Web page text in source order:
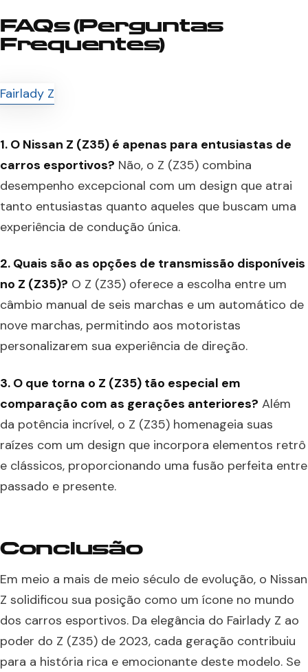
FAQs (Perguntas
Frequentes)
1. O Nissan Z (Z35) é apenas para entusiastas de
carros esportivos? Não, o Z (Z35) combina
desempenho excepcional com um design que atrai
tanto entusiastas quanto aqueles que buscam uma
experiência de condução única.
2. Quais são as opções de transmissão disponíveis
no Z (Z35)? O Z (Z35) oferece a escolha entre um
câmbio manual de seis marchas e um automático de
nove marchas, permitindo aos motoristas
personalizarem sua experiência de direção.
3. O que torna o Z (Z35) tão especial em
comparação com as gerações anteriores? Além
da potência incrível, o Z (Z35) homenageia suas
raízes com um design que incorpora elementos retrô
e clássicos, proporcionando uma fusão perfeita entre
passado e presente.
Conclusão
Em meio a mais de meio século de evolução, o Nissan
Z solidificou sua posição como um ícone no mundo
dos carros esportivos. Da elegância do Fairlady Z ao
poder do Z (Z35) de 2023, cada geração contribuiu
para a história rica e emocionante deste modelo. Se